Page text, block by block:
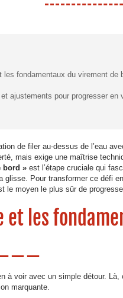
les fondamentaux du virement de
et ajustements pour progresser en
de filer au-dessus de l’eau
mais exige une maîtrise
bord » est l’étape cruciale qui
glisse. Pour transformer ce défi
le moyen le plus sûr de
et les
à voir avec un simple détour.
marquante.